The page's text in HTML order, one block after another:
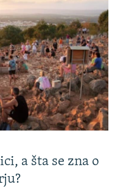
a šta se zna o